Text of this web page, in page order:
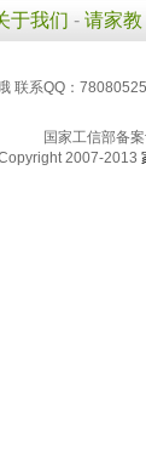
于我们 - 请家教
联系QQ：
国家工信部备
2007-2013